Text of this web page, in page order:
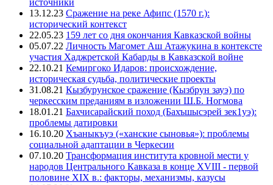
источники
13.12.23 Сражение на реке Афипс (1570 г.):
исторический контекст
22.05.23 159 лет со дня окончания Кавказской войны
05.07.22 Личность Магомет Аш Атажукина в контексте
участия Хаджретской Кабарды в Кавказской войне
22.10.21 Кемиргоко Идаров: происхождение,
историческая судьба, политические проекты
31.08.21 Кызбурунское сражение (Кызбрун зауэ) по
черкесским преданиям в изложении Ш.Б. Ногмова
18.01.21 Бахчисарайский поход (Бахъшысэрей зек1уэ):
проблемы датировки
16.10.20 Хъаныкъуэ («ханские сыновья»): проблемы
социальной адаптации в Черкесии
07.10.20 Трансформация института кровной мести у
народов Центрального Кавказа в конце XVIII - первой
половине XIX в.: факторы, механизмы, казусы